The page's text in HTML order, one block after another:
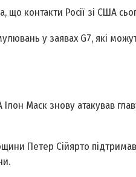
контакти Росії зі США
у заявах G7, які
Маск знову атакував
Петер Сійярто